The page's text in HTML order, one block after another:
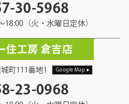
30-5968
18:00（火・水曜日定休）
住工房 倉吉店
町111番地1 Google Map
23-0968